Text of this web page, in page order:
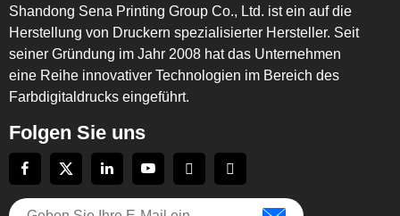
Shandong Sena Printing Group Co., Ltd. ist ein auf die
Herstellung von Druckern spezialisierter Hersteller. Seit
seiner Gründung im Jahr 2008 hat das Unternehmen
eine Reihe innovativer Technologien im Bereich des
Farbdigitaldrucks eingeführt.
Folgen Sie uns